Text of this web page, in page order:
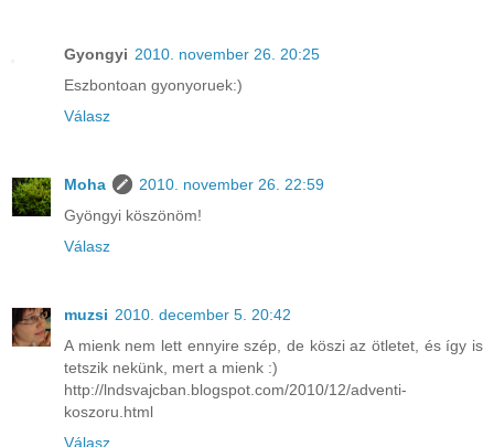
Gyongyi 2010. november 26. 20:25
Eszbontoan gyonyoruek:)
Válasz
Moha
2010. november 26. 22:59
Gyöngyi köszönöm!
Válasz
muzsi 2010. december 5. 20:42
A mienk nem lett ennyire szép, de köszi az ötletet, és így is
tetszik nekünk, mert a mienk :)
http://lndsvajcban.blogspot.com/2010/12/adventi-
koszoru.html
Válasz